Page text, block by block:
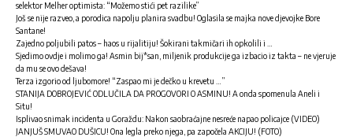
selektor Melher optimista: “Možemo stići pet razilike”
Još se nije razveo, a porodica napolju planira svadbu! Oglasila se majka nove djevojke Bore
Santane!
Zajedno poljubili patos – haos u rijalitiju! Šokirani takmičari ih opkolili i …
Sjedimo ovdje i molimo ga! Asmin bij*san, miljenik produkcije ga izbacio iz takta – ne vjeruje
da mu se ovo dešava!
Terza izgorio od ljubomore! “Zaspao mi je dečko u krevetu …”
STANIJA DOBROJEVIĆ ODLUČILA DA PROGOVORI O ASMINU! A onda spomenula Aneli i
Situ!
Isplivao snimak incidenta u Goraždu: Nakon saobraćajne nesreće napao policajce (VIDEO)
JANJUŠ SMUVAO DUŠICU! Ona legla preko njega, pa započela AKCIJU! (FOTO)